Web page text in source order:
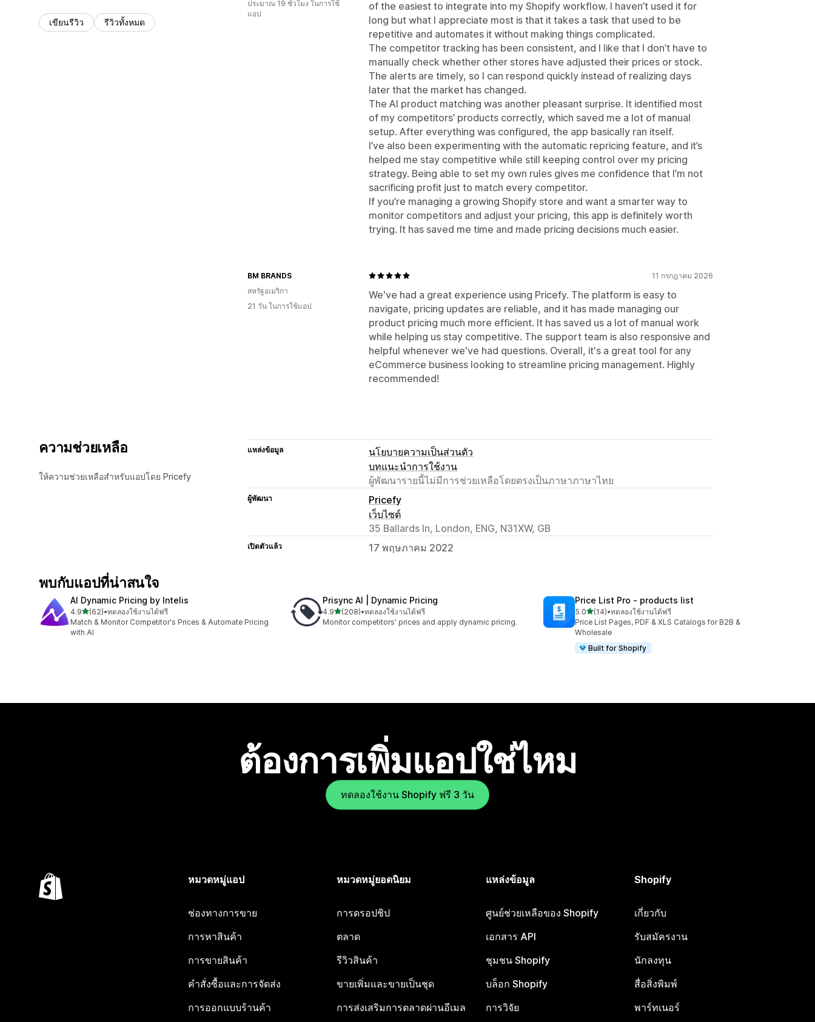
เขียนรีวิว รีวิวทั้งหมด
of the easiest to integrate into my Shopify workflow. I haven’t used it for
long but what I appreciate most is that it takes a task that used to be
repetitive and automates it without making things complicated.
The competitor tracking has been consistent, and I like that I don’t have to
manually check whether other stores have adjusted their prices or stock.
The alerts are timely, so I can respond quickly instead of realizing days
later that the market has changed.
The AI product matching was another pleasant surprise. It identified most
of my competitors’ products correctly, which saved me a lot of manual
setup. After everything was configured, the app basically ran itself.
I’ve also been experimenting with the automatic repricing feature, and it’s
helped me stay competitive while still keeping control over my pricing
strategy. Being able to set my own rules gives me confidence that I’m not
sacrificing profit just to match every competitor.
If you’re managing a growing Shopify store and want a smarter way to
monitor competitors and adjust your pricing, this app is definitely worth
trying. It has saved me time and made pricing decisions much easier.
ประมาณ 19 ชั่วโมง ในการใช้
แอป
11 กรกฎาคม 2026
We've had a great experience using Pricefy. The platform is easy to
navigate, pricing updates are reliable, and it has made managing our
product pricing much more efficient. It has saved us a lot of manual work
while helping us stay competitive. The support team is also responsive and
helpful whenever we've had questions. Overall, it's a great tool for any
eCommerce business looking to streamline pricing management. Highly
recommended!
BM BRANDS
สหรัฐอเมริกา
21 วัน ในการใช้แอป
ความช่วยเหลือ
ให้ความช่วยเหลือสำหรับแอปโดย Pricefy
แหล่งข้อมูล
นโยบายความเป็นส่วนตัว
บทแนะนำการใช้งาน
ผู้พัฒนารายนี้ไม่มีการช่วยเหลือโดยตรงเป็นภาษาภาษาไทย
ผู้พัฒนา
Pricefy
เว็บไซต์
35 Ballards ln, London, ENG, N31XW, GB
เปิดตัวแล้ว 17 พฤษภาคม 2022
พบกับแอปที่น่าสนใจ
AI Dynamic Pricing by Intelis
4.9เต็ม 5 ดาว
(62)
ทั้งหมด 62 รีวิว
•ทดลองใช้งานได้ฟรี
Match & Monitor Competitor's Prices & Automate Pricing
with AI
Prisync AI | Dynamic Pricing
4.9เต็ม 5 ดาว
(208)
ทั้งหมด 208 รีวิว
•ทดลองใช้งานได้ฟรี
Monitor competitors' prices and apply dynamic pricing.
Price List Pro ‑ products list
5.0เต็ม 5 ดาว
(14)
ทั้งหมด 14 รีวิว
•ทดลองใช้งานได้ฟรี
Price List Pages, PDF & XLS Catalogs for B2B &
Wholesale
Built for Shopify
ต้องการเพิ่มแอปใช่ไหม
ทดลองใช้งาน Shopify ฟรี 3 วัน
หมวดหมู่แอป
ช่องทางการขาย
การหาสินค้า
การขายสินค้า
คำสั่งซื้อและการจัดส่ง
การออกแบบร้านค้า
หมวดหมู่ยอดนิยม
การดรอปชิป
ตลาด
รีวิวสินค้า
ขายเพิ่มและขายเป็นชุด
การส่งเสริมการตลาดผ่านอีเมล
แหล่งข้อมูล
ศูนย์ช่วยเหลือของ Shopify
เอกสาร API
ชุมชน Shopify
บล็อก Shopify
การวิจัย
Shopify
เกี่ยวกับ
รับสมัครงาน
นักลงทุน
สื่อสิ่งพิมพ์
พาร์ทเนอร์